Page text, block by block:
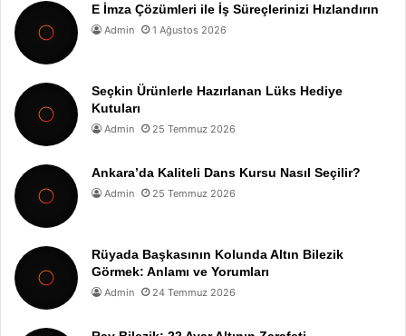
E İmza Çözümleri ile İş Süreçlerinizi Hızlandırın
Admin 1 Ağustos 2026
Seçkin Ürünlerle Hazırlanan Lüks Hediye
Kutuları
Admin 25 Temmuz 2026
Ankara’da Kaliteli Dans Kursu Nasıl Seçilir?
Admin 25 Temmuz 2026
Rüyada Başkasının Kolunda Altın Bilezik
Görmek: Anlamı ve Yorumları
Admin 24 Temmuz 2026